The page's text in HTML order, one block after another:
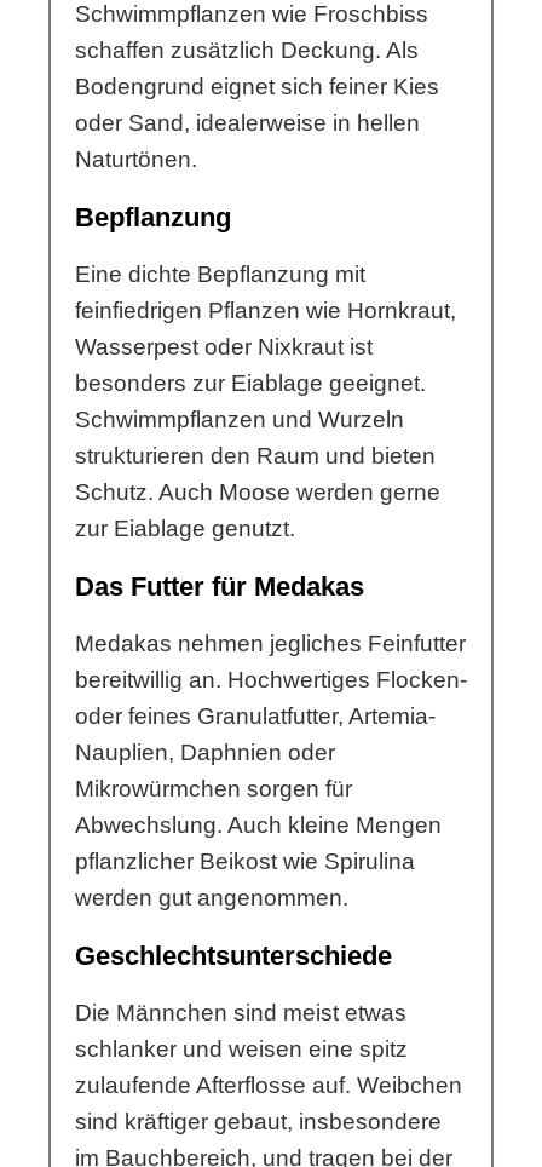
Schwimmpflanzen wie Froschbiss
schaffen zusätzlich Deckung. Als
Bodengrund eignet sich feiner Kies
oder Sand, idealerweise in hellen
Naturtönen.
Bepflanzung
Eine dichte Bepflanzung mit
feinfiedrigen Pflanzen wie Hornkraut,
Wasserpest oder Nixkraut ist
besonders zur Eiablage geeignet.
Schwimmpflanzen und Wurzeln
strukturieren den Raum und bieten
Schutz. Auch Moose werden gerne
zur Eiablage genutzt.
Das Futter für Medakas
Medakas nehmen jegliches Feinfutter
bereitwillig an. Hochwertiges Flocken-
oder feines Granulatfutter, Artemia-
Nauplien, Daphnien oder
Mikrowürmchen sorgen für
Abwechslung. Auch kleine Mengen
pflanzlicher Beikost wie Spirulina
werden gut angenommen.
Geschlechtsunterschiede
Die Männchen sind meist etwas
schlanker und weisen eine spitz
zulaufende Afterflosse auf. Weibchen
sind kräftiger gebaut, insbesondere
im Bauchbereich, und tragen bei der